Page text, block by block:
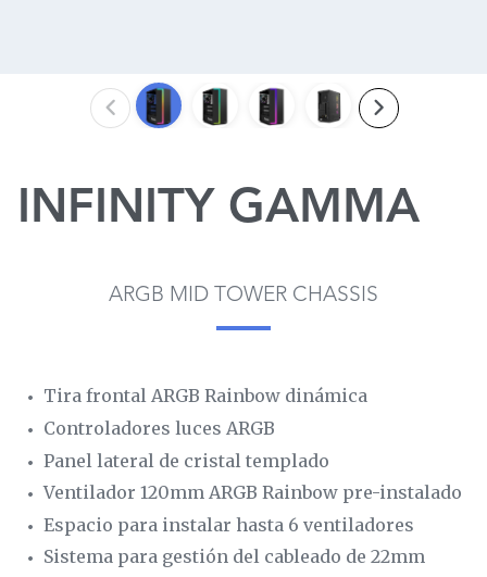
INFINITY GAMMA
ARGB MID TOWER CHASSIS
Tira frontal ARGB Rainbow dinámica
Controladores luces ARGB
Panel lateral de cristal templado
Ventilador 120mm ARGB Rainbow pre-instalado
Espacio para instalar hasta 6 ventiladores
Sistema para gestión del cableado de 22mm